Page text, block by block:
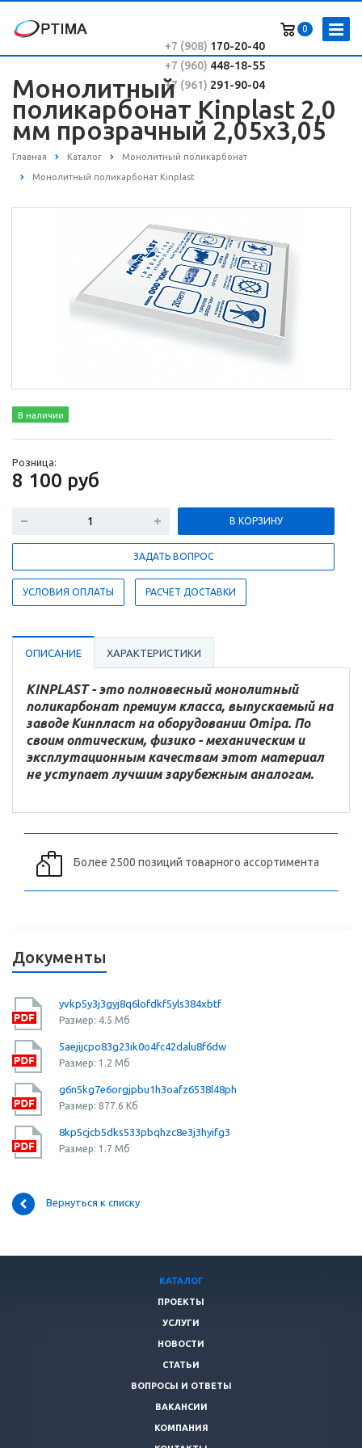
0
+7 (908) 170-20-40
+7 (960) 448-18-55
+7 (961) 291-90-04
Монолитный
поликарбонат Kinplast 2,0
мм прозрачный 2,05х3,05
Главная Каталог Монолитный поликарбонат
Монолитный поликарбонат Kinplast
В наличии
Розница:
8 100 руб
В КОРЗИНУ
ЗАДАТЬ ВОПРОС
УСЛОВИЯ ОПЛАТЫ РАСЧЕТ ДОСТАВКИ
ОПИСАНИЕ ХАРАКТЕРИСТИКИ
KINPLAST - это полновесный монолитный
поликарбонат премиум класса, выпускаемый на
заводе Кинпласт на оборудовании Omipa. По
своим оптическим, физико - механическим и
эксплутационным качествам этот материал
не уступает лучшим зарубежным аналогам.
Более 2500 позиций товарного ассортимента
Документы
yvkp5y3j3gyj8q6lofdkf5yls384xbtf
Размер: 4.5 Мб
5aejijcpo83g23ik0o4fc42dalu8f6dw
Размер: 1.2 Мб
g6n5kg7e6orgjpbu1h3oafz6538l48ph
Размер: 877.6 Кб
8kp5cjcb5dks533pbqhzc8e3j3hyifg3
Размер: 1.7 Мб
Вернуться к списку
КАТАЛОГ
ПРОЕКТЫ
УСЛУГИ
НОВОСТИ
СТАТЬИ
ВОПРОСЫ И ОТВЕТЫ
ВАКАНСИИ
КОМПАНИЯ